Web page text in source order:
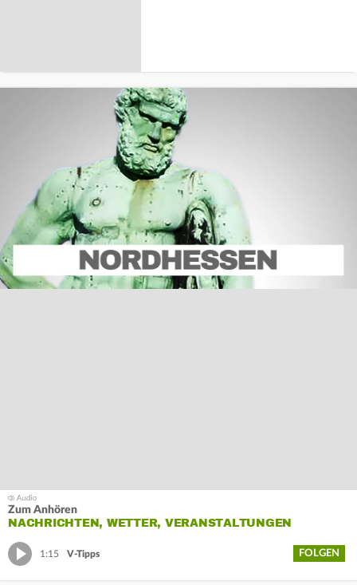
Zum Anhören
NACHRICHTEN, WETTER, VERANSTALTUNGEN
1:15 V-Tipps FOLGEN